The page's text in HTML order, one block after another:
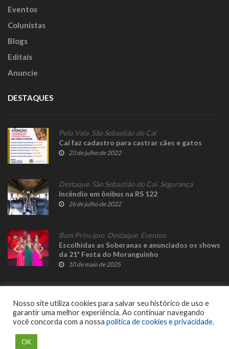
Eventos
Colunistas
Blogs
Editais
Anuncie
DESTAQUES
Pelo Vale, São Sebastião do Caí
Caí faz cadastro para castrar cães e gatos
23 de julho de 2022
Destaque, São Sebastião do Caí, Segurança
Incêndio em ônibus na RS 122
26 de julho de 2022
Bom Princípio Destaque, Eventos
Escolhidas as Soberanas e anunciados os shows
da 21ª Festa do Moranguinho
10 de maio de 2025
Nosso site utiliza cookies para salvar seu histórico de uso e
garantir uma melhor experiência. Ao continuar navegando
você concorda com a nossa política de cookies e privacidade.
OK